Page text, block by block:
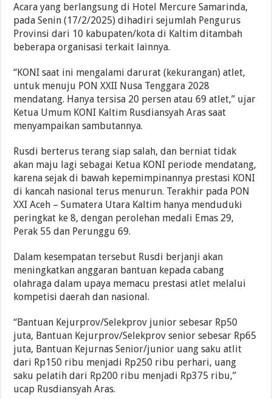
Acara yang berlangsung di Hotel Mercure Samarinda,
pada Senin (17/2/2025) dihadiri sejumlah Pengurus
Provinsi dari 10 kabupaten/kota di Kaltim ditambah
beberapa organisasi terkait lainnya.
“KONI saat ini mengalami darurat (kekurangan) atlet,
untuk menuju PON XXII Nusa Tenggara 2028
mendatang. Hanya tersisa 20 persen atau 69 atlet,” ujar
Ketua Umum KONI Kaltim Rusdiansyah Aras saat
menyampaikan sambutannya.
Rusdi berterus terang siap salah, dan berniat tidak
akan maju lagi sebagai Ketua KONI periode mendatang,
karena sejak di bawah kepemimpinannya prestasi KONI
di kancah nasional terus menurun. Terakhir pada PON
XXI Aceh – Sumatera Utara Kaltim hanya menduduki
peringkat ke 8, dengan perolehan medali Emas 29,
Perak 55 dan Perunggu 69.
Dalam kesempatan tersebut Rusdi berjanji akan
meningkatkan anggaran bantuan kepada cabang
olahraga dalam upaya memacu prestasi atlet melalui
kompetisi daerah dan nasional.
“Bantuan Kejurprov/Selekprov junior sebesar Rp50
juta, Bantuan Kejurprov/Selekprov senior sebesar Rp65
juta, Bantuan Kejurnas Senior/junior uang saku atlit
dari Rp150 ribu menjadi Rp250 ribu perhari, uang
saku pelatih dari Rp200 ribu menjadi Rp375 ribu,”
ucap Rusdiansyah Aras.